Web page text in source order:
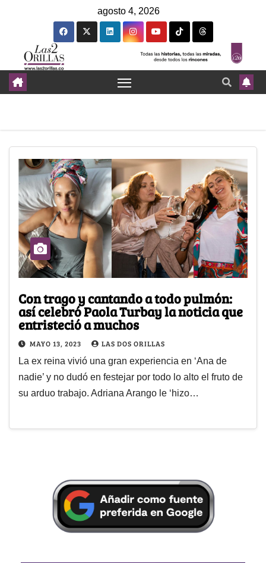
agosto 4, 2026
Con trago y cantando a todo pulmón:
así celebró Paola Turbay la noticia que
entristeció a muchos
MAYO 13, 2023 LAS DOS ORILLAS
La ex reina vivió una gran experiencia en ‘Ana de
nadie’ y no dudó en festejar por todo lo alto el fruto de
su arduo trabajo. Adriana Arango le ‘hizo…